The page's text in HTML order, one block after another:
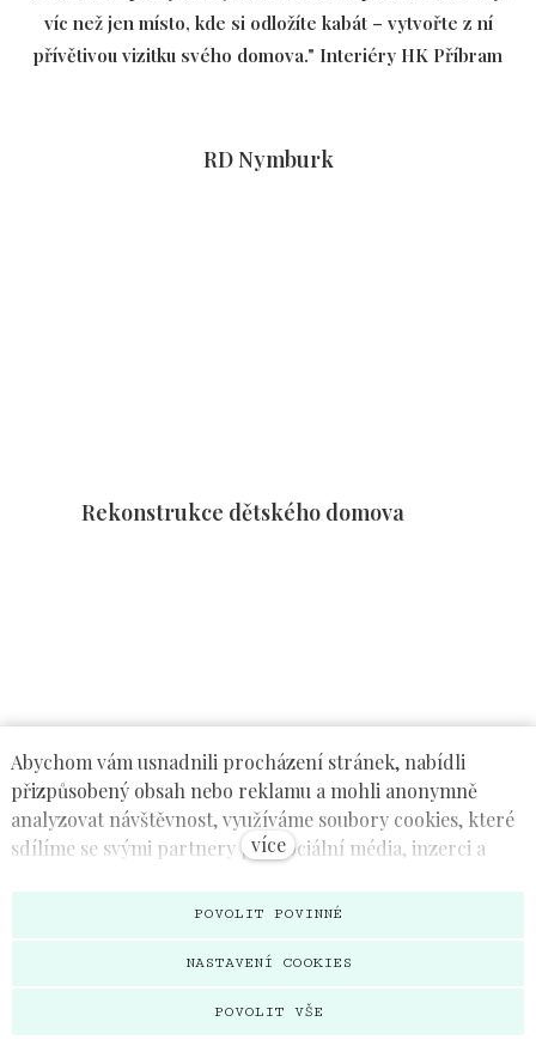
víc než jen místo, kde si odložíte kabát – vytvořte z ní
přívětivou vizitku svého domova." Interiéry HK Příbram
RD Nymburk
Rekonstrukce dětského domova
RD Láz
RD Obecnice
Abychom vám usnadnili procházení stránek, nabídli
přizpůsobený obsah nebo reklamu a mohli anonymně
analyzovat návštěvnost, využíváme soubory cookies, které
sdílíme se svými partnery pro sociální média, inzerci a
cookies" a kdykoliv jej můžete změnit v patičce webu.
Podrobnější informace najdete v našich Zásadách ochrany
osobních údajů a používání souborů cookies. Souhlasíte s
používáním cookies?
více
POVOLIT POVINNÉ
NASTAVENÍ COOKIES
POVOLIT VŠE